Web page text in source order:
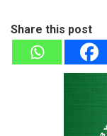
Share this post